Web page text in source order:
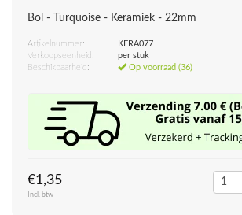
Bol - Turquoise - Keramiek - 22mm
Artikelnummer:
KERA077
Verkoopseenheid:
per stuk
Beschikbaarheid:
Op voorraad (36)
€1,35
Incl. btw